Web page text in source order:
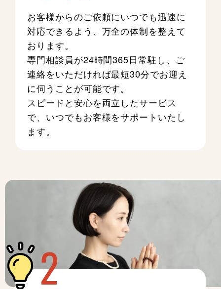
お客様からのご依頼にいつでも迅速に
対応できるよう、万全の体制を整えて
おります。
専門相談員が24時間365日常駐し、ご
連絡をいただければ最短30分でお迎え
に伺うことが可能です。
スピードと安心を両立したサービス
で、いつでもお客様をサポートいたし
ます。